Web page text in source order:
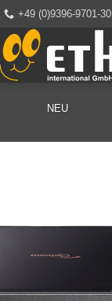
+49 (0)9396-9701-30
NEU